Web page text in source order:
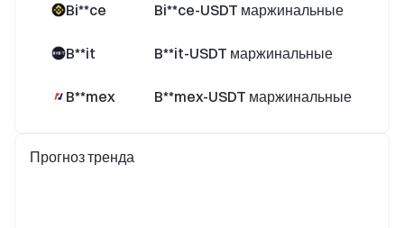
Bi**ce Bi**ce-USDT маржинальные
B**it B**it-USDT маржинальные
B**mex B**mex-USDT маржинальные
Прогноз тренда